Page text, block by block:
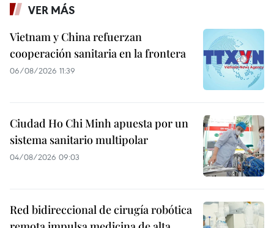
VER MÁS
Vietnam y China refuerzan
cooperación sanitaria en la frontera
06/08/2026 11:39
Ciudad Ho Chi Minh apuesta por un
sistema sanitario multipolar
04/08/2026 09:03
Red bidireccional de cirugía robótica